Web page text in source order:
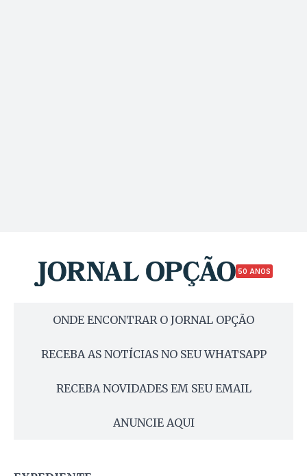
50 ANOS
ONDE ENCONTRAR O JORNAL OPÇÃO
RECEBA AS NOTÍCIAS NO SEU WHATSAPP
RECEBA NOVIDADES EM SEU EMAIL
ANUNCIE AQUI